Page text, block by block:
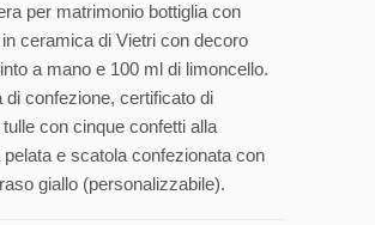
per matrimonio bottiglia con
ceramica di Vietri con decoro
a mano e 100 ml di limoncello.
di confezione, certificato di
con cinque confetti alla
pelata e scatola confezionata con
giallo (personalizzabile).